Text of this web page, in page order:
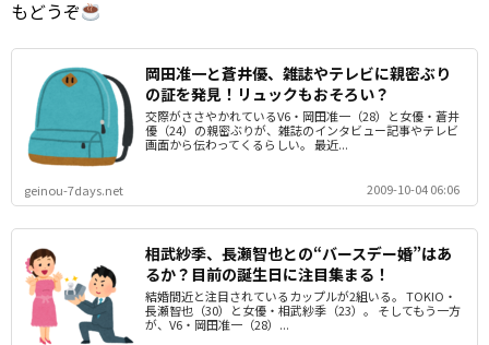
もどうぞ
岡田准一と蒼井優、雑誌やテレビに親密ぶり
の証を発見！リュックもおそろい？
交際がささやかれているV6・岡田准一（28）と女優・蒼井
優（24）の親密ぶりが、雑誌のインタビュー記事やテレビ
画面から伝わってくるらしい。 最近...
geinou-7days.net 2009-10-04 06:06
相武紗季、長瀬智也との“バースデー婚”はあ
るか？目前の誕生日に注目集まる！
結婚間近と注目されているカップルが2組いる。 TOKIO・
長瀬智也（30）と女優・相武紗季（23）。 そしてもう一方
が、V6・岡田准一（28）...